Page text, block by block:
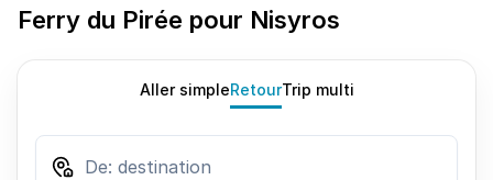
Ferry du Pirée pour Nisyros
Aller simpleRetourTrip multi